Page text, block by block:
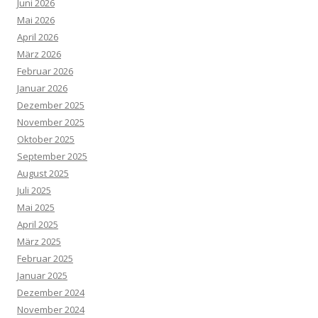
Juni 2026
Mai 2026
April 2026
März 2026
Februar 2026
Januar 2026
Dezember 2025
November 2025
Oktober 2025
September 2025
August 2025
Juli 2025
Mai 2025
April 2025
März 2025
Februar 2025
Januar 2025
Dezember 2024
November 2024